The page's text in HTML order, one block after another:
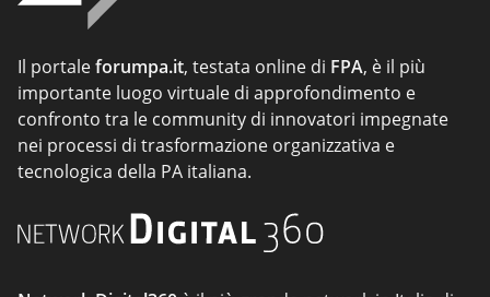
Il portaleforumpa.it, testata online di FPA, è il più
importante luogo virtuale di approfondimento e
confronto tra le community di innovatori impegnate
nei processi di trasformazione organizzativa e
tecnologica della PA italiana.